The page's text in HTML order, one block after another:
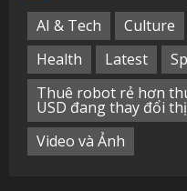
AI & Tech Culture
Health
Latest
Thuê robot rẻ hơn
USD đang thay đổi
Video và Ảnh